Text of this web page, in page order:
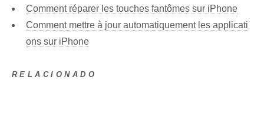
Comment réparer les touches fantômes sur iPhone
Comment mettre à jour automatiquement les applicati
ons sur iPhone
RELACIONADO